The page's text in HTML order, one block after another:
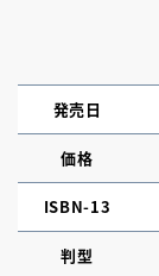
発売日
価格
ISBN-13
判型